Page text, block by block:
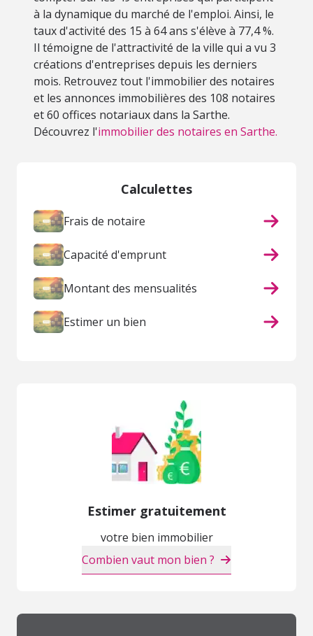
à la dynamique du marché de l'emploi. Ainsi, le
taux d'activité des 15 à 64 ans s'élève à 77,4 %.
Il témoigne de l'attractivité de la ville qui a vu 3
créations d'entreprises depuis les derniers
mois. Retrouvez tout l'immobilier des notaires
et les annonces immobilières des 108 notaires
et 60 offices notariaux dans la Sarthe.
Découvrez l'immobilier des notaires en Sarthe.
Calculettes
Frais de notaire
Capacité d'emprunt
Montant des mensualités
Estimer un bien
Estimer gratuitement
votre bien immobilier
Combien vaut mon bien ?